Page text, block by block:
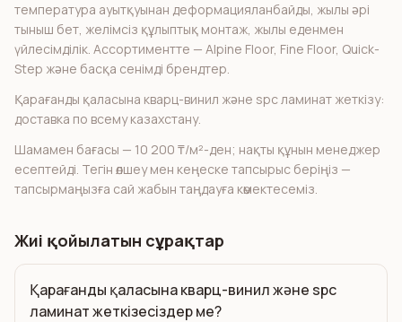
температура ауытқуынан деформацияланбайды, жылы әрі
тыныш бет, желімсіз құлыптық монтаж, жылы еденмен
үйлесімділік. Ассортиментте — Alpine Floor, Fine Floor, Quick-
Step және басқа сенімді брендтер.
Қарағанды қаласына кварц-винил және spc ламинат жеткізу:
доставка по всему казахстану.
Шамамен бағасы — 10 200 ₸/м²-ден; нақты құнын менеджер
есептейді. Тегін өлшеу мен кеңеске тапсырыс беріңіз —
тапсырмаңызға сай жабын таңдауға көмектесеміз.
Жиі қойылатын сұрақтар
Қарағанды қаласына кварц-винил және spc
ламинат жеткізесіздер ме?